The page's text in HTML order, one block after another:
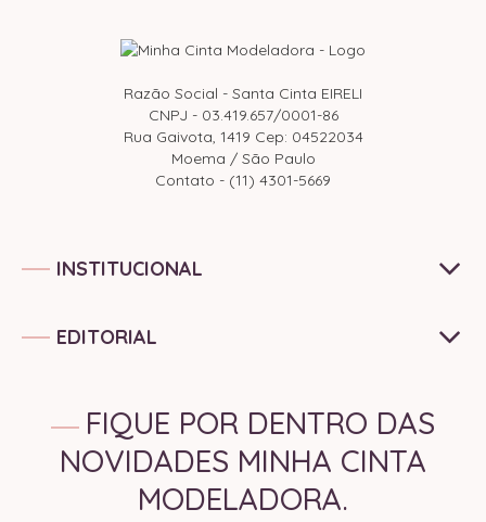
Razão Social - Santa Cinta EIRELI
CNPJ - 03.419.657/0001-86
Rua Gaivota, 1419 Cep: 04522034
Moema / São Paulo
Contato - (11) 4301-5669
INSTITUCIONAL
EDITORIAL
FIQUE POR DENTRO DAS
NOVIDADES MINHA CINTA
MODELADORA.